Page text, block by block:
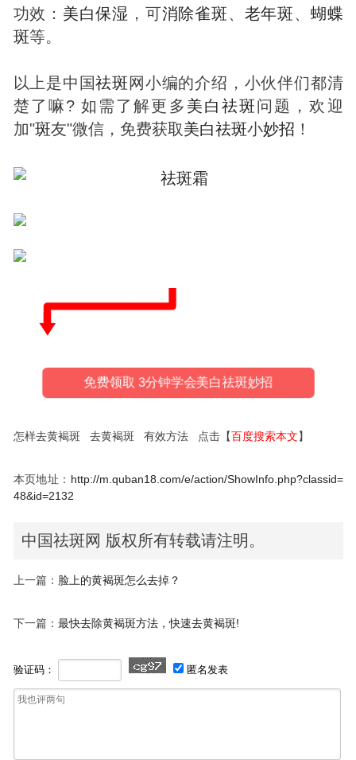
功效： 美白保湿 ，可消除雀斑、 老年斑、 蝴蝶
斑等。
以上是中国祛斑 网小编的介绍，小伙伴们都清
楚了嘛? 如需了解更多 美白 祛斑问题，欢迎
加"斑友"微信，免费获取美白祛斑小妙招 ！
免费领取 3分钟学会美白祛斑妙招
怎样去黄褐斑 去黄褐斑 有效方法 点击【百度搜索本文】
本页地址： http://m.quban18.com/e/action/ShowInfo.php?classid=
48&id=2132
中国祛斑网 版权所有转载请注明。
上一篇： 脸上的黄褐斑怎么去掉？
下一篇： 最快去除黄褐斑方法，快速去黄褐斑!
验证码： 匿名发表